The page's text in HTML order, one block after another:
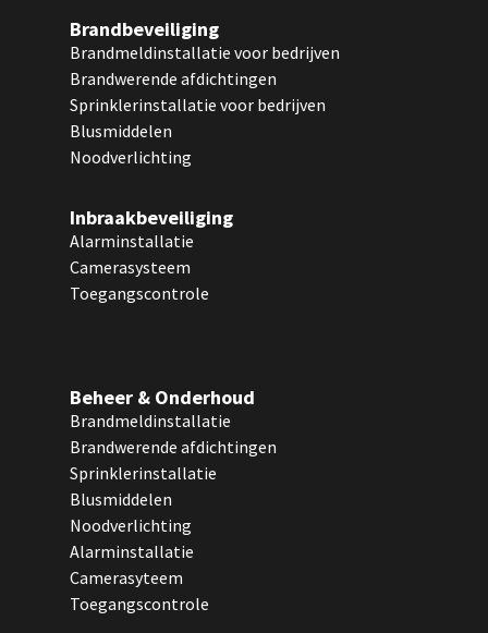
Brandbeveiliging
Brandmeldinstallatie voor bedrijven
Brandwerende afdichtingen
Sprinklerinstallatie voor bedrijven
Blusmiddelen
Noodverlichting
Inbraakbeveiliging
Alarminstallatie
Camerasysteem
Toegangscontrole
Beheer & Onderhoud
Brandmeldinstallatie
Brandwerende afdichtingen
Sprinklerinstallatie
Blusmiddelen
Noodverlichting
Alarminstallatie
Camerasyteem
Toegangscontrole